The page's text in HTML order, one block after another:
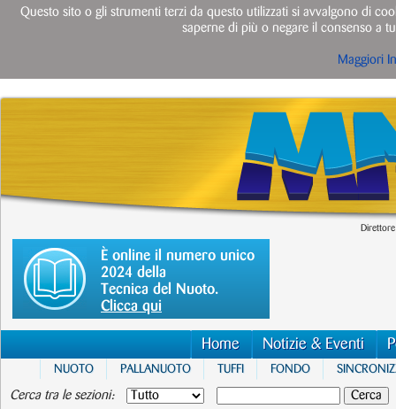
È online il numero unico
2024 della
Tecnica del Nuoto.
Clicca qui
Home Notizie & Eventi
NUOTO PALLANUOTO TUFFI FONDO
Cerca tra le sezioni:
Questo sito o gli strumenti terzi da questo utilizzati si avvalgono di
saperne di più o negare il consenso a
Maggiori